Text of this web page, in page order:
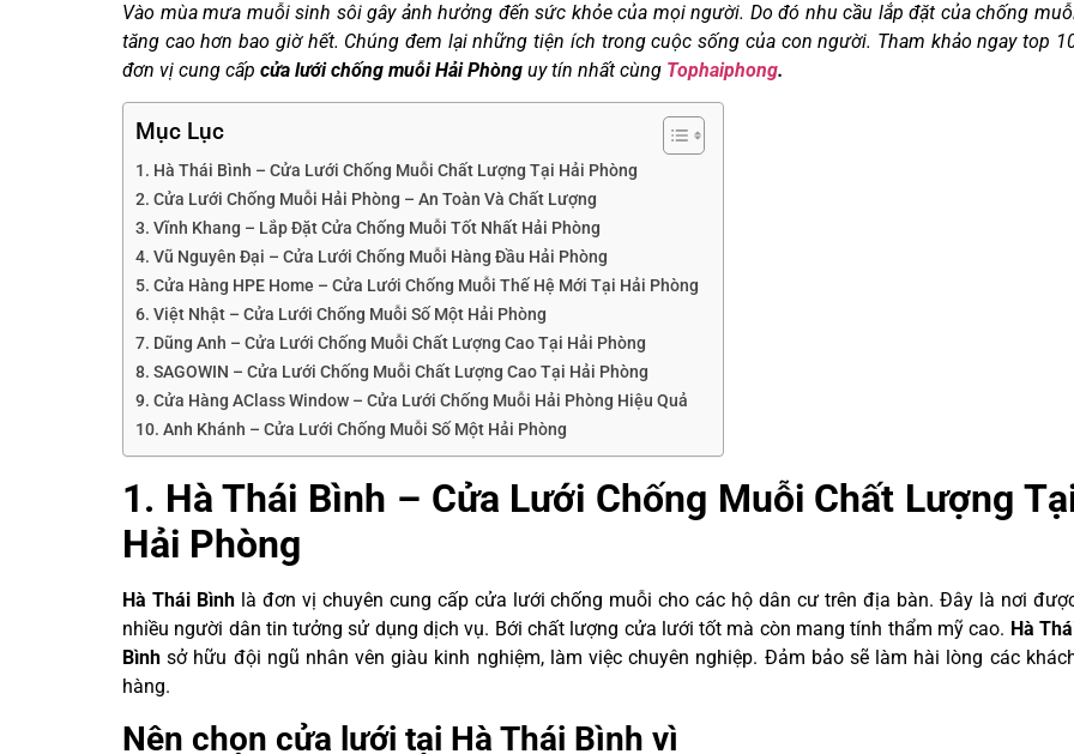
Vào mùa mưa muỗi sinh sôi gây ảnh hưởng đến sức khỏe của mọi người. Do đó nhu cầu lắp đặt của chống
tăng cao hơn bao giờ hết. Chúng đem lại những tiện ích trong cuộc sống của con người. Tham khảo ngay top
đơn vị cung cấp cửa lưới chống muỗi Hải Phòng uy tín nhất cùng Tophaiphong.
Mục Lục
1. Hà Thái Bình – Cửa Lưới Chống Muỗi Chất Lượng Tại Hải Phòng
2. Cửa Lưới Chống Muỗi Hải Phòng – An Toàn Và Chất Lượng
3. Vĩnh Khang – Lắp Đặt Cửa Chống Muỗi Tốt Nhất Hải Phòng
4. Vũ Nguyên Đại – Cửa Lưới Chống Muỗi Hàng Đầu Hải Phòng
5. Cửa Hàng HPE Home – Cửa Lưới Chống Muỗi Thế Hệ Mới Tại Hải Phòng
6. Việt Nhật – Cửa Lưới Chống Muỗi Số Một Hải Phòng
7. Dũng Anh – Cửa Lưới Chống Muỗi Chất Lượng Cao Tại Hải Phòng
8. SAGOWIN – Cửa Lưới Chống Muỗi Chất Lượng Cao Tại Hải Phòng
9. Cửa Hàng AClass Window – Cửa Lưới Chống Muỗi Hải Phòng Hiệu Quả
10. Anh Khánh – Cửa Lưới Chống Muỗi Số Một Hải Phòng
1. Hà Thái Bình – Cửa Lưới Chống Muỗi Chất Lượng
Hải Phòng
Hà Thái Bình là đơn vị chuyên cung cấp cửa lưới chống muỗi cho các hộ dân cư trên địa bàn. Đây là nơi
nhiều người dân tin tưởng sử dụng dịch vụ. Bới chất lượng cửa lưới tốt mà còn mang tính thẩm mỹ cao. Hà
Bìnhsở hữu đội ngũ nhân vên giàu kinh nghiệm, làm việc chuyên nghiệp. Đảm bảo sẽ làm hài lòng các
hàng.
Nên chọn cửa lưới tại Hà Thái Bình vì